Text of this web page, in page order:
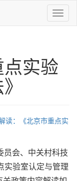
实验
读：《北京市重点实
会、中关村科技
实验室认定与管理